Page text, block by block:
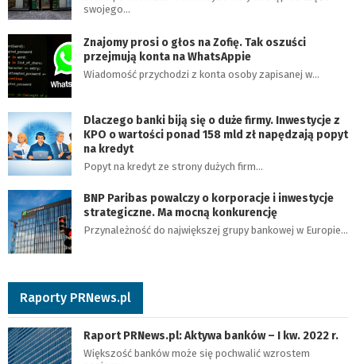
swojego…
Znajomy prosi o głos na Zofię. Tak oszuści
przejmują konta na WhatsAppie
Wiadomość przychodzi z konta osoby zapisanej w…
Dlaczego banki biją się o duże firmy. Inwestycje z
KPO o wartości ponad 158 mld zł napędzają popyt
na kredyt
Popyt na kredyt ze strony dużych firm…
BNP Paribas powalczy o korporacje i inwestycje
strategiczne. Ma mocną konkurencję
Przynależność do największej grupy bankowej w Europie…
Raporty PRNews.pl
Raport PRNews.pl: Aktywa banków – I kw. 2022 r.
Większość banków może się pochwalić wzrostem